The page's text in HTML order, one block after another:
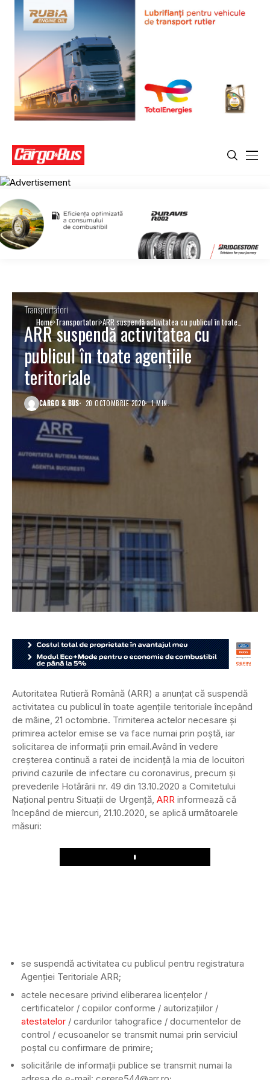
Home Transportatori ARR suspendă activitatea cu publicul în toate
agențiile teritoriale
Transportatori
ARR suspendă activitatea cu
publicul în toate agențiile
teritoriale
CARGO & BUS 20 OCTOMBRIE 2020 1 MIN.
Autoritatea Rutieră Română (ARR) a anunțat că suspendă
activitatea cu publicul în toate agențiile teritoriale începând
de mâine, 21 octombrie. Trimiterea actelor necesare și
primirea actelor emise se va face numai prin poștă, iar
solicitarea de informații prin email.Având în vedere
creșterea continuă a ratei de incidență la mia de locuitori
privind cazurile de infectare cu coronavirus, precum și
prevederile Hotărârii nr. 49 din 13.10.2020 a Comitetului
Național pentru Situații de Urgență, ARR informează că
începând de miercuri, 21.10.2020, se aplică următoarele
măsuri:
Play
se suspendă activitatea cu publicul pentru registratura
Agenției Teritoriale ARR;
actele necesare privind eliberarea licențelor /
certificatelor / copiilor conforme / autorizațiilor /
atestatelor / cardurilor tahografice / documentelor de
control / ecusoanelor se transmit numai prin serviciul
poștal cu confirmare de primire;
solicitările de informații publice se transmit numai la